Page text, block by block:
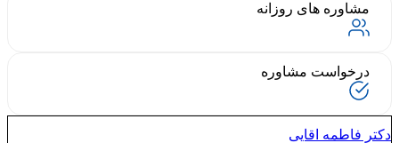
مشاوره های روزانه
درخواست مشاوره
دکتر فاطمه اقایی